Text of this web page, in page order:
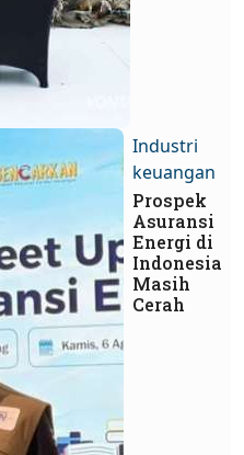
Industri
keuangan
Prospek
Asuransi
Energi di
Indonesia
Masih
Cerah